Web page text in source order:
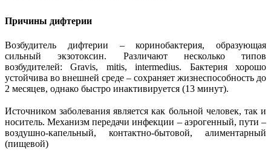
Причины дифтерии
Возбудитель дифтерии – коринобактерия, образующая
сильный экзотоксин. Различают несколько типов
возбудителей: Gravis, mitis, intermedius. Бактерия хорошо
устойчива во внешней среде – сохраняет жизнеспособность до
2 месяцев, однако быстро инактивируется (13 минут).
Источником заболевания является как больной человек, так и
носитель. Механизм передачи инфекции – аэрогенный, пути –
воздушно-капельный, контактно-бытовой, алиментарный
(пищевой)